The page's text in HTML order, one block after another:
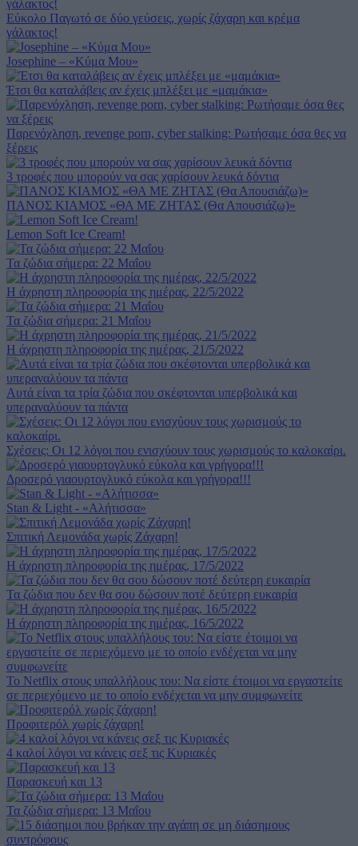
Εύκολο Παγωτό σε δύο γεύσεις, χωρίς ζάχαρη και κρέμα
γάλακτος!
Josephine – «Κύμα Μου»
Έτσι θα καταλάβεις αν έχεις μπλέξει με «μαμάκια»
Παρενόχληση, revenge pοrn, cyber stalking: Ρωτήσαμε όσα θες να
ξέρεις
3 τροφές που μπορούν να σας χαρίσουν λευκά δόντια
ΠΑΝΟΣ ΚΙΑΜΟΣ «ΘΑ ΜΕ ΖΗΤΑΣ (Θα Απουσιάζω)»
Lemon Soft Ice Cream!
Τα ζώδια σήμερα: 22 Μαΐου
Η άχρηστη πληροφορία της ημέρας, 22/5/2022
Τα ζώδια σήμερα: 21 Μαΐου
Η άχρηστη πληροφορία της ημέρας, 21/5/2022
Αυτά είναι τα τρία ζώδια που σκέφτονται υπερβολικά και
υπεραναλύουν τα πάντα
Σχέσεις: Οι 12 λόγοι που ενισχύουν τους χωρισμούς το καλοκαίρι.
Δροσερό γιαουρτογλυκό εύκολα και γρήγορα!!!
Stan & Light - «Αλήτισσα»
Σπιτική Λεμονάδα χωρίς Ζάχαρη!
Η άχρηστη πληροφορία της ημέρας, 17/5/2022
Τα ζώδια που δεν θα σου δώσουν ποτέ δεύτερη ευκαιρία
Η άχρηστη πληροφορία της ημέρας, 16/5/2022
Το Netflix στους υπαλλήλους του: Να είστε έτοιμοι να εργαστείτε
σε περιεχόμενο με το οποίο ενδέχεται να μην συμφωνείτε
Προφιτερόλ χωρίς ζάχαρη!
4 καλοί λόγοι να κάνεις σεξ τις Κυριακές
Παρασκευή και 13
Τα ζώδια σήμερα: 13 Μαΐου